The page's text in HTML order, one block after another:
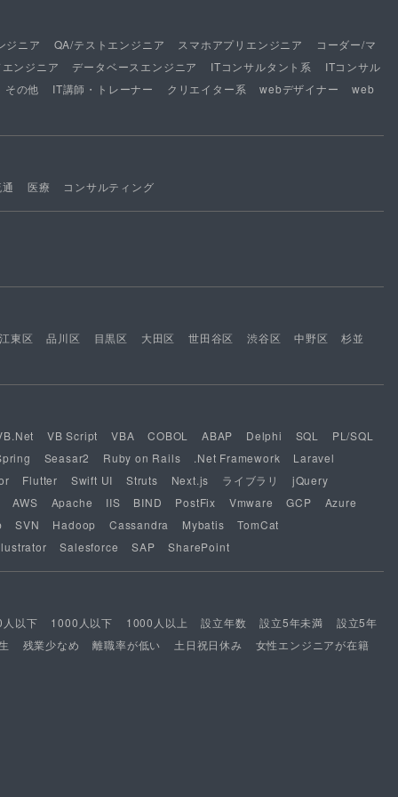
ジニア QA/テストエンジニア スマホアプリエンジニア
コーダー/マ
ンジニア
データベースエンジニア ITコンサルタント系
ITコンサル
その他
IT講師・トレーナー クリエイター系 webデザイナー web
医療 コンサルティング
江東区 品川区 目黒区 大田区 世田谷区 渋谷区 中野区 杉並
VB Script VBA COBOL ABAP Delphi SQL
PL/SQL
Seasar2 Ruby on Rails .Net Framework
Laravel
Flutter Swift UI Struts Next.js ライブラリ
jQuery
AWS
Apache IIS BIND PostFix Vmware GCP
Azure
SVN Hadoop Cassandra Mybatis
TomCat
Salesforce SAP SharePoint
以下 1000人以下 1000人以上 設立年数 設立5年未満
設立5年
残業少なめ 離職率が低い 土日祝日休み 女性エンジニアが在籍